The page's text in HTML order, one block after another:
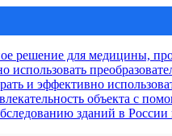
решение для медицины,
и эффективно
объекта с
зданий в России